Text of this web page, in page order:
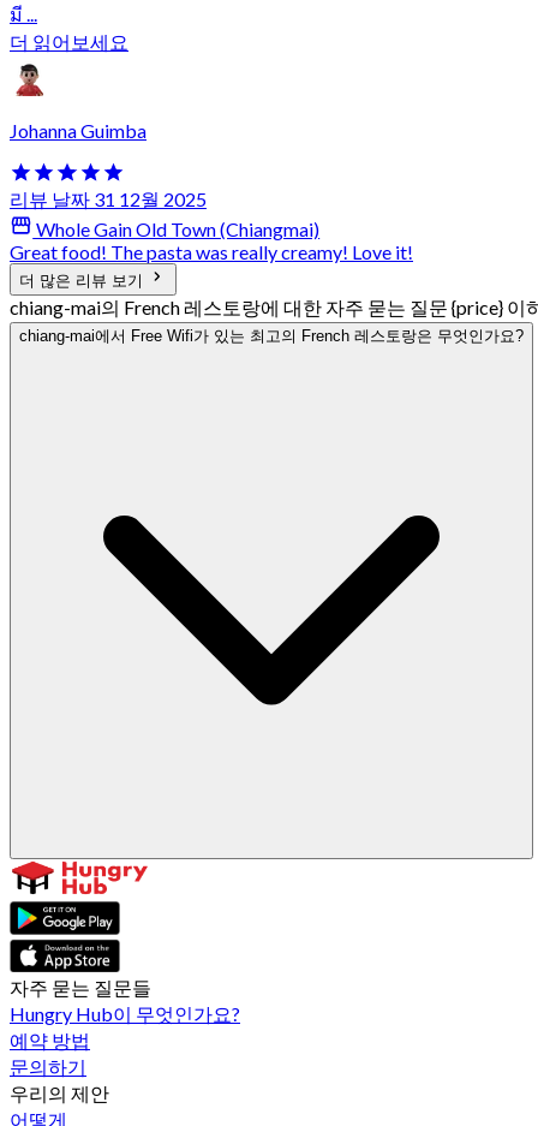
มี ...
더 읽어보세요
Johanna Guimba
리뷰 날짜 31 12월 2025
Whole Gain Old Town (Chiangmai)
Great food! The pasta was really creamy! Love it!
더 많은 리뷰 보기
chiang-mai의 French 레스토랑에 대한 자주 묻는 질문 {price} 이
chiang-mai에서 Free Wifi가 있는 최고의 French 레스토랑은 무엇인가요?
자주 묻는 질문들
Hungry Hub이 무엇인가요?
예약 방법
문의하기
우리의 제안
어떻게